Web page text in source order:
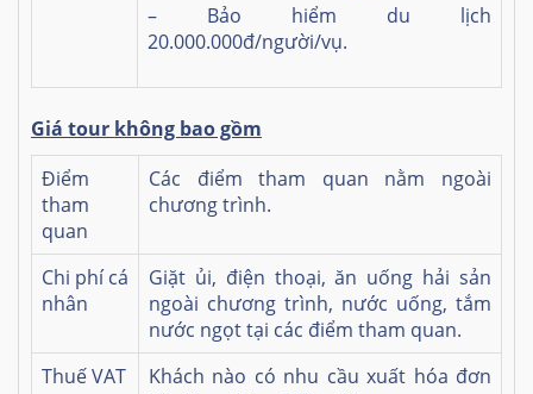
– Bảo hiểm du lịch
20.000.000đ/người/vụ.
Giá tour không bao gồm
Điểm
tham
quan
Các điểm tham quan nằm ngoài
chương trình.
Chi phí cá
nhân
Giặt ủi, điện thoại, ăn uống hải sản
ngoài chương trình, nước uống, tắm
nước ngọt tại các điểm tham quan.
Thuế VAT
Khách nào có nhu cầu xuất hóa đơn